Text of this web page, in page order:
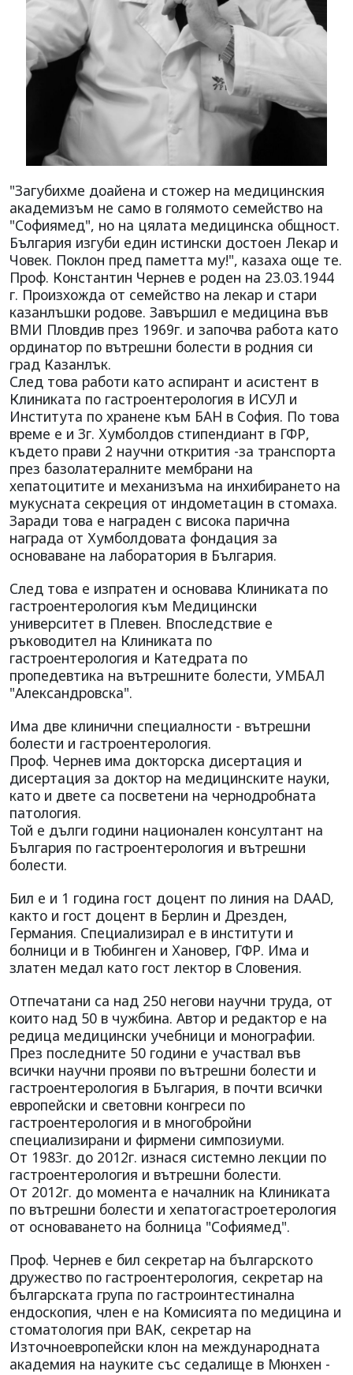
"Загубихме доайена и стожер на медицинския
академизъм не само в голямото семейство на
"Софиямед", но на цялата медицинска общност.
България изгуби един истински достоен Лекар и
Човек. Поклон пред паметта му!", казаха още те.
Проф. Константин Чернев е роден на 23.03.1944
г. Произхожда от семейство на лекар и стари
казанлъшки родове. Завършил е медицина във
ВМИ Пловдив през 1969г. и започва работа като
ординатор по вътрешни болести в родния си
град Казанлък.
След това работи като аспирант и асистент в
Клиниката по гастроентерология в ИСУЛ и
Института по хранене към БАН в София. По това
време е и 3г. Хумболдов стипендиант в ГФР,
където прави 2 научни открития -за транспорта
през базолатералните мембрани на
хепатоцитите и механизъма на инхибирането на
мукусната секреция от индометацин в стомаха.
Заради това е награден с висока парична
награда от Хумболдовата фондация за
основаване на лаборатория в България.
След това е изпратен и основава Клиниката по
гастроентерология към Медицински
университет в Плевен. Впоследствие е
ръководител на Клиниката по
гастроентерология и Катедрата по
пропедевтика на вътрешните болести, УМБАЛ
"Александровска".
Има две клинични специалности - вътрешни
болести и гастроентерология.
Проф. Чернев има докторска дисертация и
дисертация за доктор на медицинските науки,
като и двете са посветени на чернодробната
патология.
Той е дълги години национален консултант на
България по гастроентерология и вътрешни
болести.
Бил е и 1 година гост доцент по линия на DAAD,
както и гост доцент в Берлин и Дрезден,
Германия. Специализирал е в институти и
болници и в Тюбинген и Хановер, ГФР. Има и
златен медал като гост лектор в Словения.
Отпечатани са над 250 негови научни труда, от
които над 50 в чужбина. Автор и редактор е на
редица медицински учебници и монографии.
През последните 50 години е участвал във
всички научни прояви по вътрешни болести и
гастроентерология в България, в почти всички
eвропейски и световни конгреси по
гастроентерология и в многобройни
специализирани и фирмени симпозиуми.
От 1983г. до 2012г. изнася системно лекции по
гастроентерология и вътрешни болести.
От 2012г. до момента е началник на Клиниката
по вътрешни болести и хепатогастроетерология
от основаването на болница "Софиямед".
Проф. Чернев е бил секретар на българското
дружество по гастроентерология, секретар на
българската група по гастроинтестинална
ендоскопия, член е на Комисията по медицина и
стоматология при ВАК, секретар на
Източноевропейски клон на международната
академия на науките със седалище в Мюнхен -